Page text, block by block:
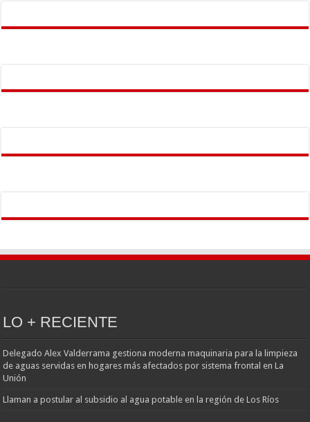
LO + RECIENTE
Delegado Alex Valderrama gestiona moderna maquinaria para la limpieza
de aguas servidas en hogares más afectados por sistema frontal en La
Unión
Llaman a postular al subsidio al agua potable en la región de Los Ríos